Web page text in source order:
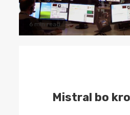
6 min read
Mistral bo